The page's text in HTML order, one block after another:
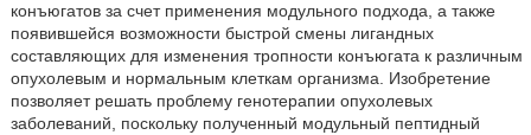
конъюгатов за счет применения модульного подхода, а также
появившейся возможности быстрой смены лигандных
составляющих для изменения тропности конъюгата к различным
опухолевым и нормальным клеткам организма. Изобретение
позволяет решать проблему генотерапии опухолевых
заболеваний, поскольку полученный модульный пептидный